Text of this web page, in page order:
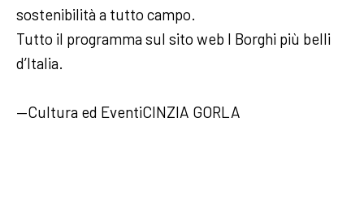
sostenibilità a tutto campo.
Tutto il programma sul sito web I Borghi più belli
d’Italia.
—Cultura ed EventiCINZIA GORLA